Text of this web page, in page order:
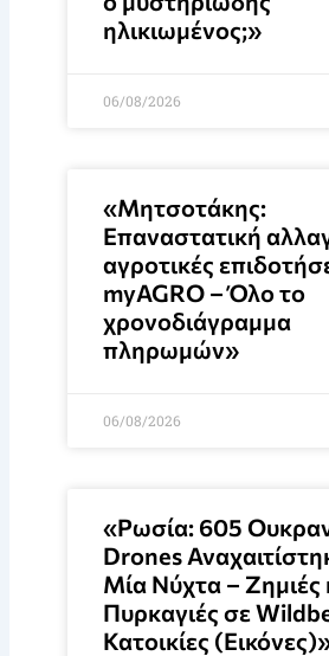
ηλικιωμένος;»
06/08/2026
«Μητσοτάκης:
Επαναστατική
αγροτικές
myAGRO – Όλο το
χρονοδιάγραμμα
πληρωμών»
06/08/2026
«Ρωσία: 605
Drones
Μία Νύχτα – Ζημιές
Πυρκαγιές σε
Κατοικίες